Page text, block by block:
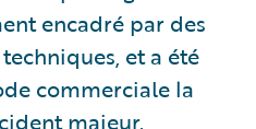
encadré par des
et a été
commerciale la
majeur.